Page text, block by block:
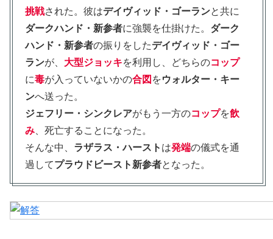
挑戦された。彼はデイヴィッド・ゴーランと共に
ダークハンド・新参者に強襲を仕掛けた。 ダーク
ハンド・新参者の振りをしたデイヴィッド・ゴー
ランが、 大型ジョッキを利用し、どちらのコップ
に毒が入っていないかの合図 をウォルター・キー
ンへ送った。
ジェフリー・シンクレアがもう一方のコップを飲
み 、死亡することになった。
そんな中、 ラザラス・ハースト は発端の儀式を通
過してプラウドビースト新参者となった。